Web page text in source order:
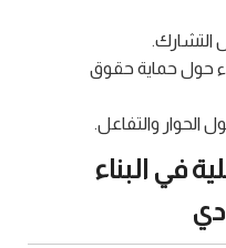
حول حماية حقوق
في البناء